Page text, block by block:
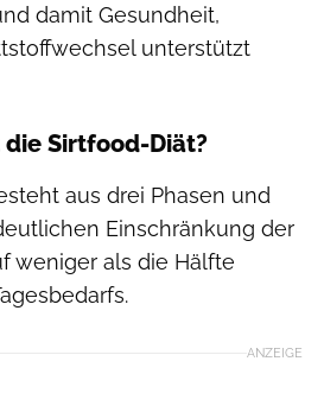
damit Gesundheit,
unterstützt
Sirtfood-Diät?
aus drei Phasen und
Einschränkung der
weniger als die Hälfte
ANZEIGE